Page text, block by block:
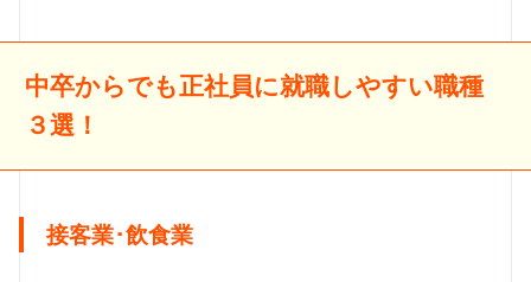
中卒からでも正社員に就職しやすい職種
３選！
接客業･飲食業